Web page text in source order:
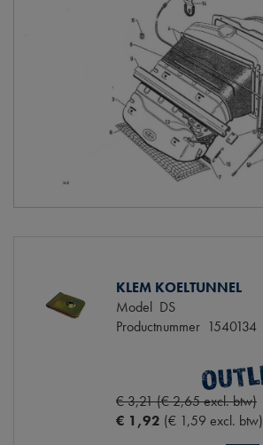
KLEM KOELTUNNEL
Model DS
Productnummer 1540134
€ 3,21 (€ 2,65 excl. btw)
€ 1,92 (€ 1,59 excl. btw)